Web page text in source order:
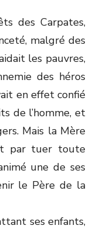
des Carpates,
malgré des
les pauvres,
des héros
en effet confié
de l’homme, et
Mais la Mère
par tuer toute
une de ses
le Père de la
ses enfants,